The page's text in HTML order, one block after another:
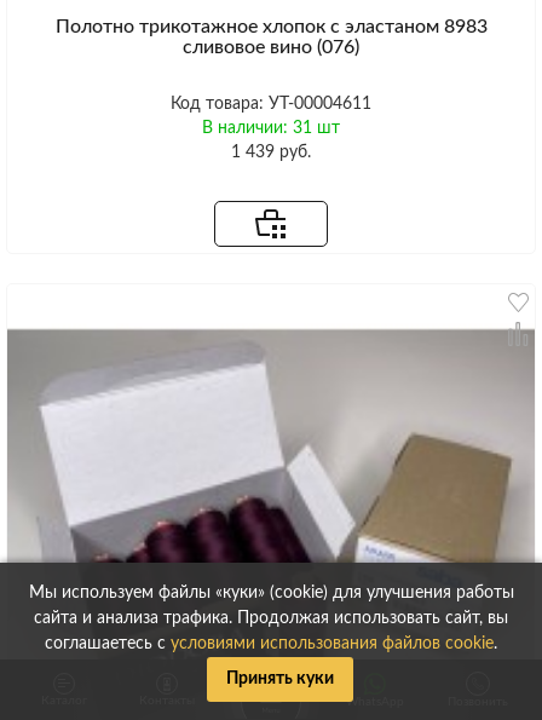
WhatsApp
Полотно трикотажное хлопок с эластаном 8983
сливовое вино (076)
Код товара: УТ-00004611
В наличии: 31 шт
1 439 руб.
Мы используем файлы «куки» (cookie) для улучшения работы
сайта и анализа трафика. Продолжая использовать сайт, вы
соглашаетесь с условиями использования файлов cookie.
Принять куки